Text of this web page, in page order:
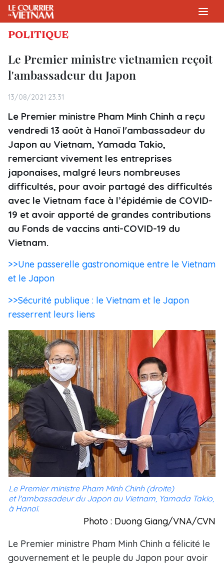
POLITIQUE
Le Premier ministre vietnamien reçoit
l'ambassadeur du Japon
13/08/2021 23:31
Le Premier ministre Pham Minh Chinh a reçu
vendredi 13 août à Hanoï l'ambassadeur du
Japon au Vietnam, Yamada Takio,
remerciant vivement les entreprises
japonaises, malgré leurs nombreuses
difficultés, pour avoir partagé des difficultés
avec le Vietnam face à l’épidémie de COVID-
19 et avoir apporté de grandes contributions
au Fonds de vaccins anti-COVID-19 du
Vietnam.
>>Une passerelle gastronomique entre le Vietnam
et le Japon
>>Sécurité publique : le Vietnam et le Japon
resserrent leurs liens
Le Premier ministre Pham Minh Chinh (droite)
et l'ambassadeur du Japon au Vietnam, Yamada Takio,
à Hanoï.
Photo : Duong Giang/VNA/CVN
Le Premier ministre Pham Minh Chinh a félicité le
gouvernement et le peuple du Japon pour avoir